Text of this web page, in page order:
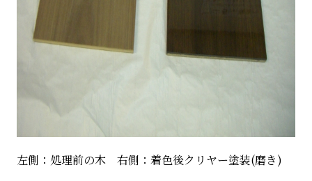
左側：処理前の木 右側：着色後クリヤー塗装(磨き)